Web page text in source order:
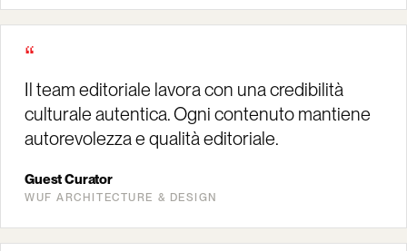
“
Il team editoriale lavora con una credibilità
culturale autentica. Ogni contenuto mantiene
autorevolezza e qualità editoriale.
Guest Curator
WUF ARCHITECTURE & DESIGN